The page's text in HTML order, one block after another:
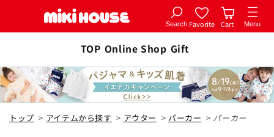
コンテ
Search Favorite Cart Menu
TOP Online Shop Gift
トップ > アイテムから探す > アウター > パーカー > パーカー
カートに追加
全4色
紺